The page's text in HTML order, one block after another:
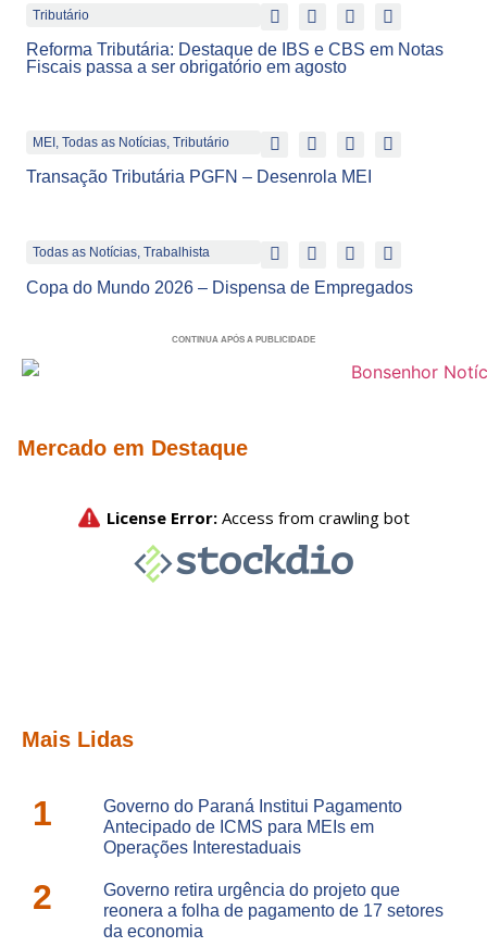
Tributário
Reforma Tributária: Destaque de IBS e CBS em Notas
Fiscais passa a ser obrigatório em agosto
MEI, Todas as Notícias, Tributário
Transação Tributária PGFN – Desenrola MEI
Todas as Notícias, Trabalhista
Copa do Mundo 2026 – Dispensa de Empregados
CONTINUA APÓS A PUBLICIDADE
Mercado em Destaque
Mais Lidas
1
Governo do Paraná Institui Pagamento
Antecipado de ICMS para MEIs em
Operações Interestaduais
2
Governo retira urgência do projeto que
reonera a folha de pagamento de 17 setores
da economia